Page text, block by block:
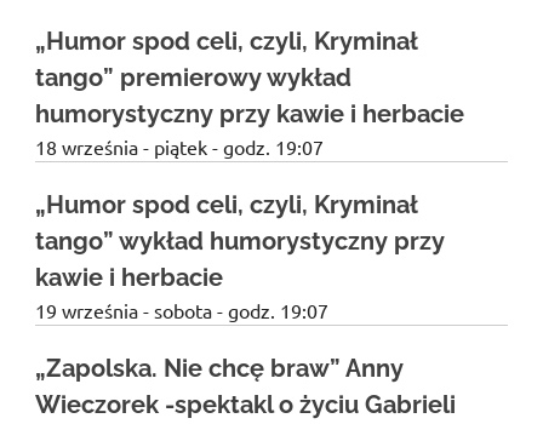
„Humor spod celi, czyli, Kryminał
tango” premierowy wykład
humorystyczny przy kawie i herbacie
18 września - piątek - godz. 19:07
„Humor spod celi, czyli, Kryminał
tango” wykład humorystyczny przy
kawie i herbacie
19 września - sobota - godz. 19:07
„Zapolska. Nie chcę braw” Anny
Wieczorek -spektakl o życiu Gabrieli